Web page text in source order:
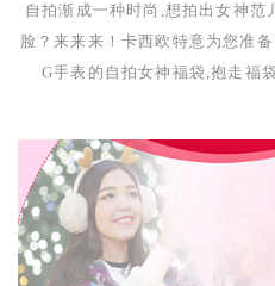
自拍渐成一种时尚,想拍出女神范
脸？来来来！卡西欧特意为您准
G手表的自拍女神福袋,抱走福